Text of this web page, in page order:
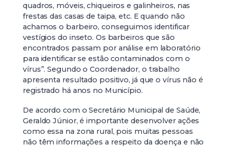
quadros, móveis, chiqueiros e galinheiros, nas
frestas das casas de taipa, etc. E quando não
achamos o barbeiro, conseguimos identificar
vestígios do inseto. Os barbeiros que são
encontrados passam por análise em laboratório
para identificar se estão contaminados com o
vírus”. Segundo o Coordenador, o trabalho
apresenta resultado positivo, já que o vírus não é
registrado há anos no Município.
De acordo com o Secretário Municipal de Saúde,
Geraldo Júnior, é importante desenvolver ações
como essa na zona rural, pois muitas pessoas
não têm informações a respeito da doença e não